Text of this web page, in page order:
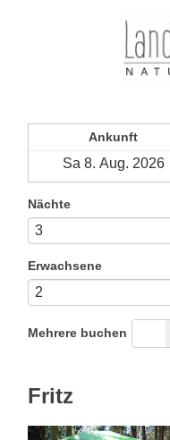
Ankunft
Nächte
Erwachsene
Mehrere buchen
ja
Fritz